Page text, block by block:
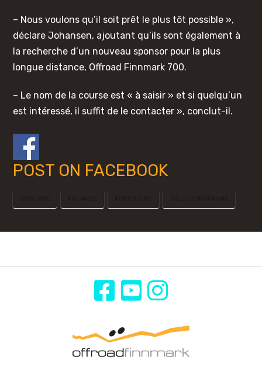
– Nous voulons qu’il soit prêt le plus tôt possible »,
déclare Johansen, ajoutant qu’ils sont également à
la recherche d’un nouveau sponsor pour la plus
longue distance, Offroad Finnmark 700.
– Le nom de la course est « à saisir » et si quelqu’un
est intéressé, il suffit de le contacter », conclut-il.
POST ON FACEBOOK